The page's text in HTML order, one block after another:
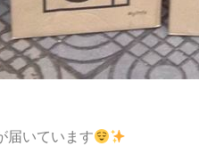
届いています